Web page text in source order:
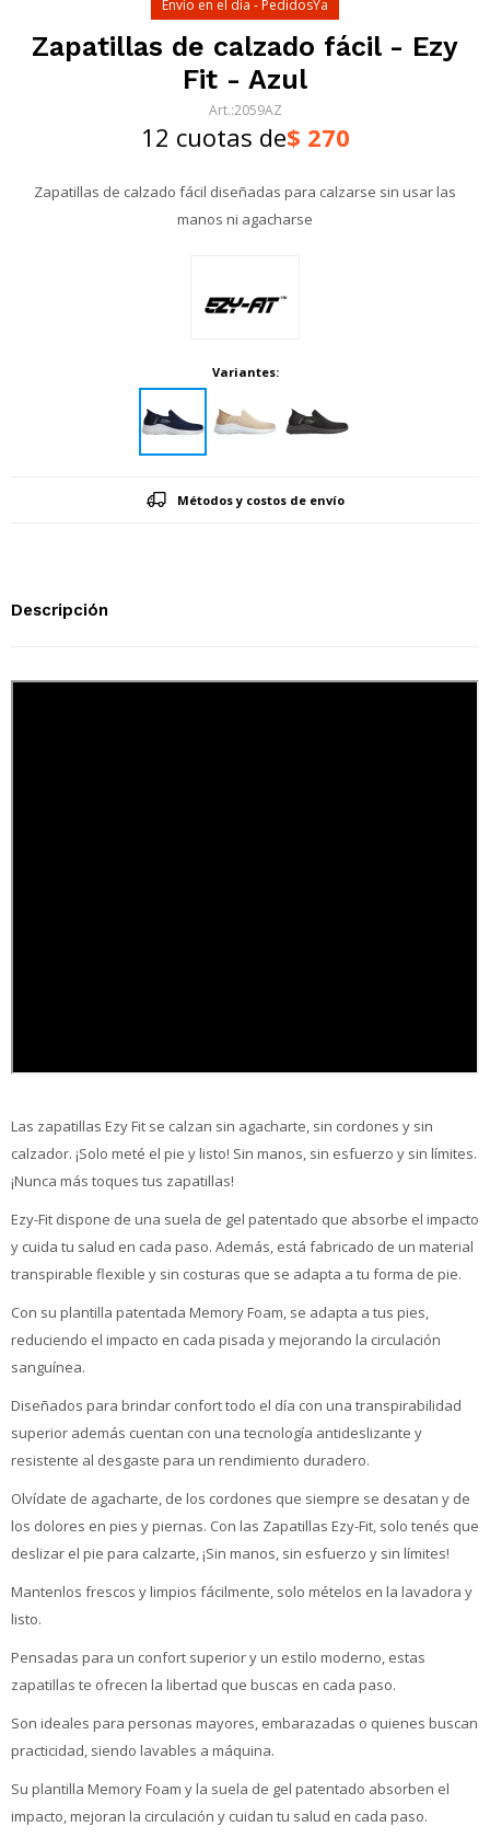
Envío en el día - PedidosYa
Zapatillas de calzado fácil - Ezy
Fit - Azul
2059AZ
12 cuotas de$ 270
Zapatillas de calzado fácil diseñadas para calzarse sin usar las
manos ni agacharse
Variantes:
Métodos y costos de envío
Descripción
Las zapatillas Ezy Fit se calzan sin agacharte, sin cordones y sin
calzador. ¡Solo meté el pie y listo! Sin manos, sin esfuerzo y sin límites.
¡Nunca más toques tus zapatillas!
Ezy-Fit dispone de una suela de gel patentado que absorbe el impacto
y cuida tu salud en cada paso. Además, está fabricado de un material
transpirable flexible y sin costuras que se adapta a tu forma de pie.
Con su plantilla patentada Memory Foam, se adapta a tus pies,
reduciendo el impacto en cada pisada y mejorando la circulación
sanguínea.
Diseñados para brindar confort todo el día con una transpirabilidad
superior además cuentan con una tecnología antideslizante y
resistente al desgaste para un rendimiento duradero.
Olvídate de agacharte, de los cordones que siempre se desatan y de
los dolores en pies y piernas. Con las Zapatillas Ezy-Fit, solo tenés que
deslizar el pie para calzarte, ¡Sin manos, sin esfuerzo y sin límites!
Mantenlos frescos y limpios fácilmente, solo mételos en la lavadora y
listo.
Pensadas para un confort superior y un estilo moderno, estas
zapatillas te ofrecen la libertad que buscas en cada paso.
Son ideales para personas mayores, embarazadas o quienes buscan
practicidad, siendo lavables a máquina.
Su plantilla Memory Foam y la suela de gel patentado absorben el
impacto, mejoran la circulación y cuidan tu salud en cada paso.